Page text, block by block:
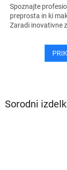
Sorodni
Spoznajte
preprosta in ki
Zaradi inovativne